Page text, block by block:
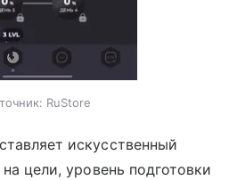
RuStore
искусственный
цели, уровень подготовки